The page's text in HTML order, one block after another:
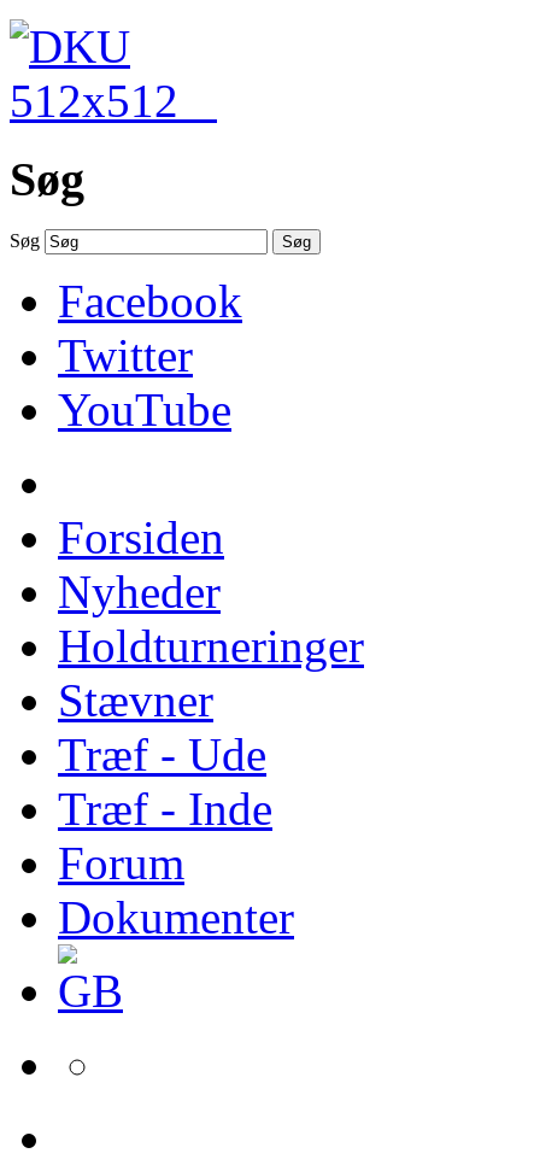
Søg
Søg Søg
Facebook
Twitter
YouTube
Forsiden
Nyheder
Holdturneringer
Stævner
Træf - Ude
Træf - Inde
Forum
Dokumenter